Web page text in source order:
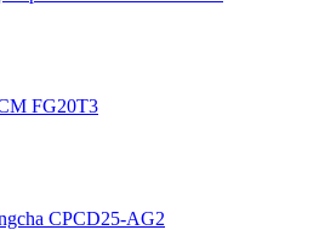
FG20T3
CPCD25-AG2